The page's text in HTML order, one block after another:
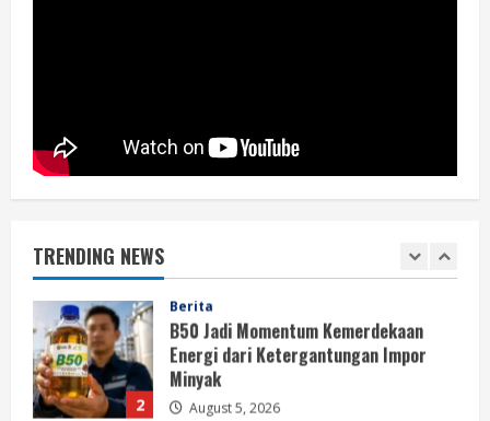
TRENDING NEWS
2
3
Opini
HUT Ke-81 RI, B50 dan Agenda Besar
Membebaskan Indonesia dari
Ketergantungan BBM Impor
August 5, 2026